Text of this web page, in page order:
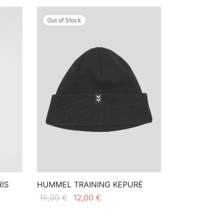
Out of Stock
HUMMEL TRAINING KEPURĖ
15,00€
Original
12,00 €